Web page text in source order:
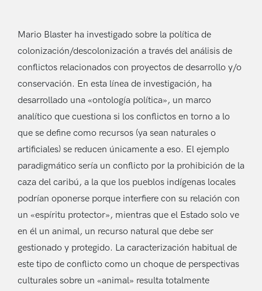
Mario Blaster ha investigado sobre la política de
colonización/descolonización a través del análisis de
conflictos relacionados con proyectos de desarrollo y/o
conservación. En esta línea de investigación, ha
desarrollado una «ontología política», un marco
analítico que cuestiona si los conflictos en torno a lo
que se define como recursos (ya sean naturales o
artificiales) se reducen únicamente a eso. El ejemplo
paradigmático sería un conflicto por la prohibición de la
caza del caribú, a la que los pueblos indígenas locales
podrían oponerse porque interfiere con su relación con
un «espíritu protector», mientras que el Estado solo ve
en él un animal, un recurso natural que debe ser
gestionado y protegido. La caracterización habitual de
este tipo de conflicto como un choque de perspectivas
culturales sobre un «animal» resulta totalmente